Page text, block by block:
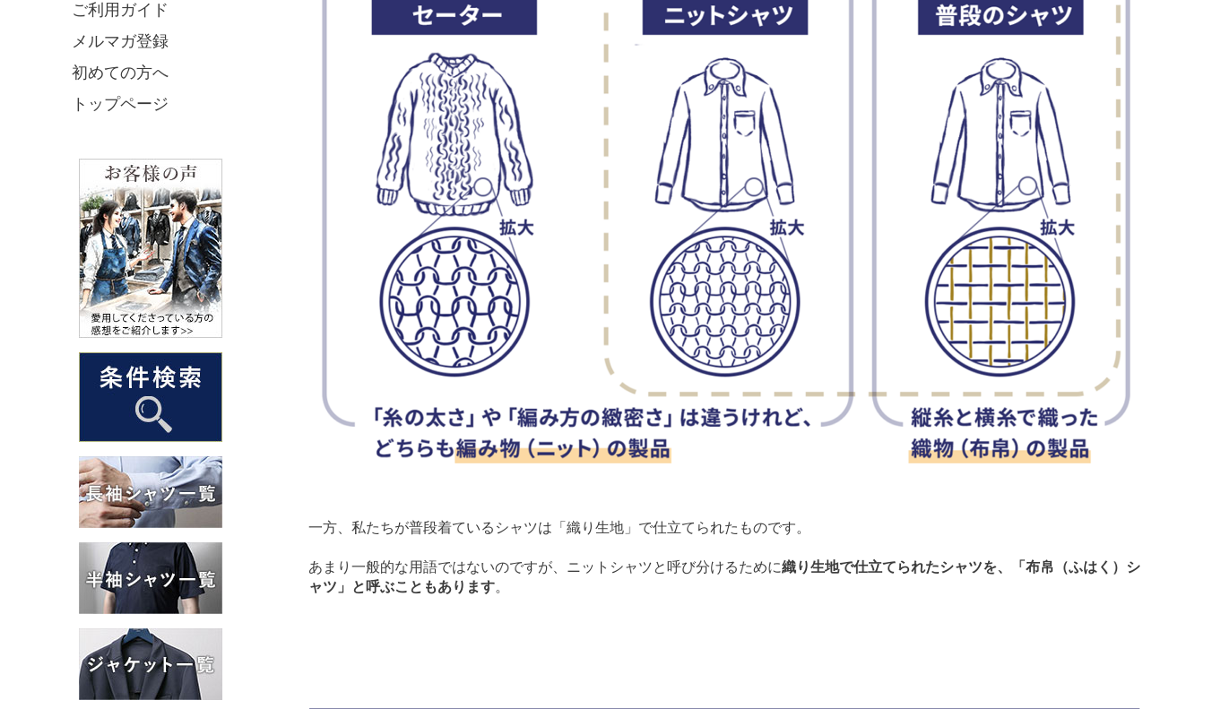
ご利用ガイド
メルマガ登録
初めての方へ
トップページ
一方、私たちが普段着ているシャツは「織り生地」で仕立てられたものです。
あまり一般的な用語ではないのですが、ニットシャツと呼び分けるために織り生地で仕立てられたシャツを、「布帛（ふはく）シ
ャツ」と呼ぶこともあります。